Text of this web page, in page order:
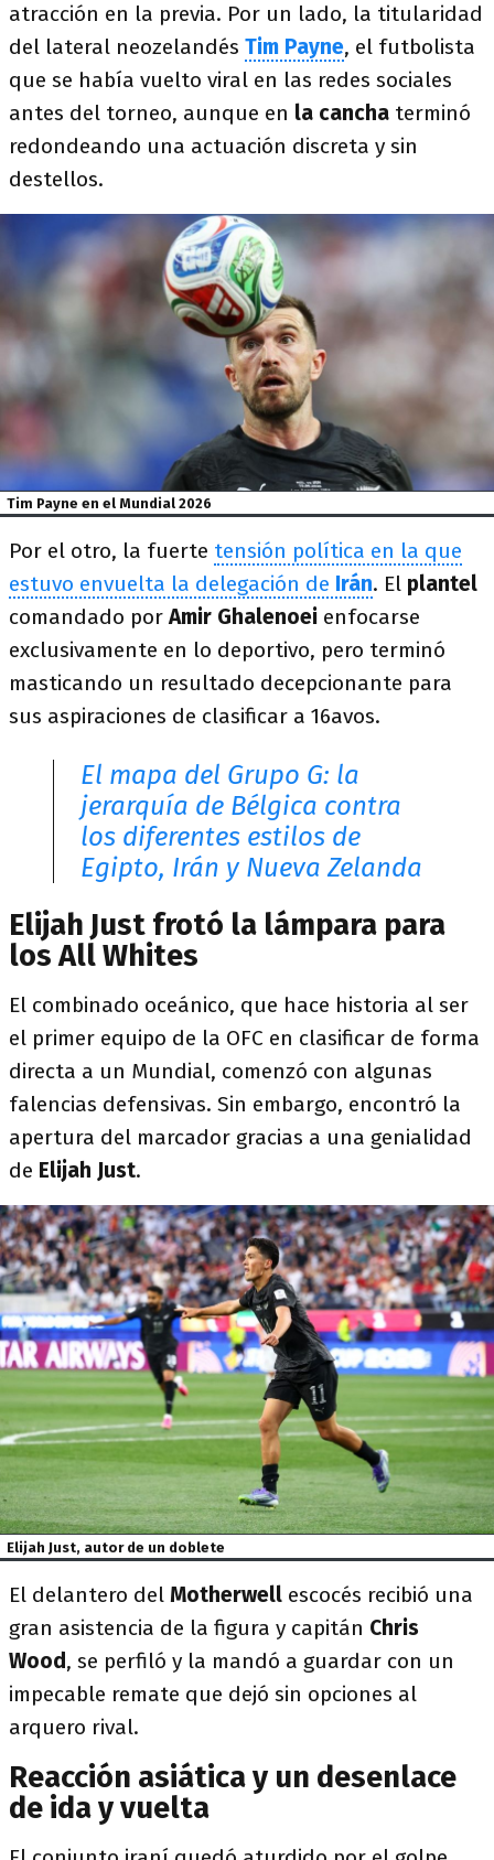
atracción en la previa. Por un lado, la titularidad
del lateral neozelandés Tim Payne, el futbolista
que se había vuelto viral en las redes sociales
antes del torneo, aunque en la cancha terminó
redondeando una actuación discreta y sin
destellos.
Tim Payne en el Mundial 2026
Por el otro, la fuerte tensión política en la que
estuvo envuelta la delegación de Irán. El plantel
comandado porAmir Ghalenoei enfocarse
exclusivamente en lo deportivo, pero terminó
masticando un resultado decepcionante para
sus aspiraciones de clasificar a 16avos.
El mapa del Grupo G: la
jerarquía de Bélgica contra
los diferentes estilos de
Egipto, Irán y Nueva Zelanda
Elijah Just frotó la lámpara para
los All Whites
El combinado oceánico, que hace historia al ser
el primer equipo de la OFC en clasificar de forma
directa a un Mundial, comenzó con algunas
falencias defensivas. Sin embargo, encontró la
apertura del marcador gracias a una genialidad
de Elijah Just.
Elijah Just, autor de un doblete
El delantero del Motherwell escocés recibió una
gran asistencia de la figura y capitán Chris
Wood, se perfiló y la mandó a guardar con un
impecable remate que dejó sin opciones al
arquero rival.
Reacción asiática y un desenlace
de ida y vuelta